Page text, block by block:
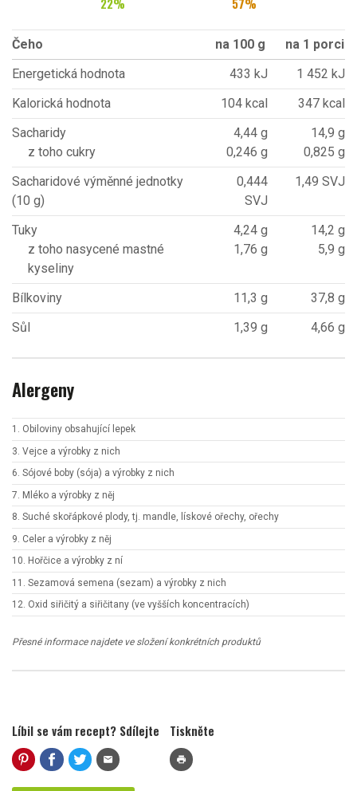
Čeho na 100 g
na 1 porci
Energetická hodnota
433 kJ
1 452 kJ
Kalorická hodnota
104 kcal
347 kcal
Sacharidy
z toho cukry
4,44 g
0,246 g
14,9 g
0,825 g
Sacharidové výměnné jednotky
(10 g)
0,444
SVJ
1,49 SVJ
Tuky
z toho nasycené mastné
kyseliny
4,24 g
1,76 g
14,2 g
5,9 g
Bílkoviny 11,3 g
37,8 g
Sůl
1,39 g 4,66 g
Alergeny
1. Obiloviny obsahující lepek
3. Vejce a výrobky z nich
6. Sójové boby (sója) a výrobky z nich
7. Mléko a výrobky z něj
8. Suché skořápkové plody, tj. mandle, lískové ořechy, ořechy
9. Celer a výrobky z něj
10. Hořčice a výrobky z ní
11. Sezamová semena (sezam) a výrobky z nich
12. Oxid siřičitý a siřičitany (ve vyšších koncentracích)
Přesné informace najdete ve složení konkrétních produktů
Líbil se vám recept? Sdílejte
mail
Tiskněte
print